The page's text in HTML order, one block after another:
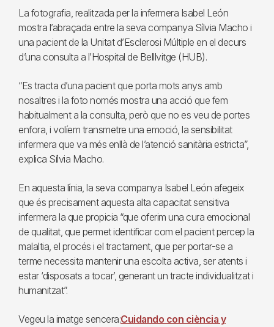
La fotografia, realitzada per la infermera Isabel León
mostra l’abraçada entre la seva companya Sílvia Macho i
una pacient de la Unitat d’Esclerosi Múltiple en el decurs
d’una consulta a l’Hospital de Belllvitge (HUB).
“Es tracta d’una pacient que porta mots anys amb
nosaltres i la foto només mostra una acció que fem
habitualment a la consulta, però que no es veu de portes
enfora, i volíem transmetre una emoció, la sensibilitat
infermera que va més enllà de l’atenció sanitària estricta”,
explica Sílvia Macho.
En aquesta línia, la seva companya Isabel León afegeix
que és precisament aquesta alta capacitat sensitiva
infermera la que propicia “que oferim una cura emocional
de qualitat, que permet identificar com el pacient percep la
malaltia, el procés i el tractament, que per portar-se a
terme necessita mantenir una escolta activa, ser atents i
estar ‘disposats a tocar’, generant un tracte individualitzat i
humanitzat”.
Vegeu la imatge sencera:Cuidando con ciència y